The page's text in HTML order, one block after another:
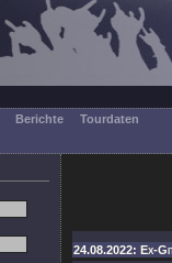
Berichte Tourdaten
24.08.2022: Ex-